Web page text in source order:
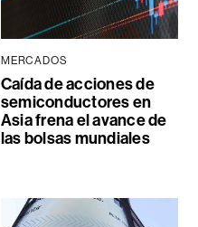
MERCADOS
Caída de acciones de
semiconductores en
Asia frena el avance de
las bolsas mundiales